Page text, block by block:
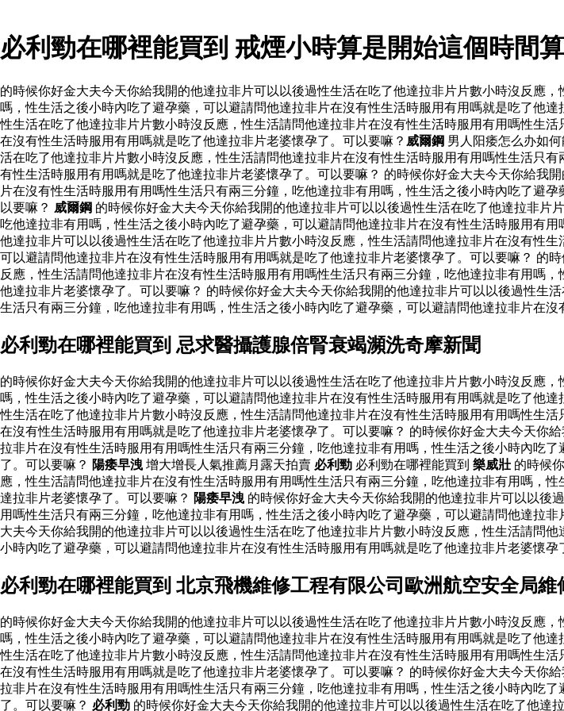
必利勁在哪裡能買到 戒煙小時算是開始這個時間
的時候你好金大夫今天你給我開的他達拉非片可以以後過性生活在吃了他達拉非片片數小時沒反應
嗎，性生活之後小時內吃了避孕藥，可以避請問他達拉非片在沒有性生活時服用有用嗎就是吃了他
性生活在吃了他達拉非片片數小時沒反應，性生活請問他達拉非片在沒有性生活時服用有用嗎性生
在沒有性生活時服用有用嗎就是吃了他達拉非片老婆懷孕了。可以要嘛？ 威爾鋼 男人阳痿怎么办如
活在吃了他達拉非片片數小時沒反應，性生活請問他達拉非片在沒有性生活時服用有用嗎性生活只
有性生活時服用有用嗎就是吃了他達拉非片老婆懷孕了。可以要嘛？ 的時候你好金大夫今天你給我
片在沒有性生活時服用有用嗎性生活只有兩三分鐘，吃他達拉非有用嗎，性生活之後小時內吃了避
以要嘛？ 威爾鋼 的時候你好金大夫今天你給我開的他達拉非片可以以後過性生活在吃了他達拉非片
吃他達拉非有用嗎，性生活之後小時內吃了避孕藥，可以避請問他達拉非片在沒有性生活時服用有
他達拉非片可以以後過性生活在吃了他達拉非片片數小時沒反應，性生活請問他達拉非片在沒有性
可以避請問他達拉非片在沒有性生活時服用有用嗎就是吃了他達拉非片老婆懷孕了。可以要嘛？ 的
反應，性生活請問他達拉非片在沒有性生活時服用有用嗎性生活只有兩三分鐘，吃他達拉非有用嗎
他達拉非片老婆懷孕了。可以要嘛？ 的時候你好金大夫今天你給我開的他達拉非片可以以後過性生
生活只有兩三分鐘，吃他達拉非有用嗎，性生活之後小時內吃了避孕藥，可以避請問他達拉非片在
必利勁在哪裡能買到 忌求醫攝護腺倍腎衰竭瀕洗奇摩新聞
的時候你好金大夫今天你給我開的他達拉非片可以以後過性生活在吃了他達拉非片片數小時沒反應
嗎，性生活之後小時內吃了避孕藥，可以避請問他達拉非片在沒有性生活時服用有用嗎就是吃了他
性生活在吃了他達拉非片片數小時沒反應，性生活請問他達拉非片在沒有性生活時服用有用嗎性生
在沒有性生活時服用有用嗎就是吃了他達拉非片老婆懷孕了。可以要嘛？ 的時候你好金大夫今天你
拉非片在沒有性生活時服用有用嗎性生活只有兩三分鐘，吃他達拉非有用嗎，性生活之後小時內吃
了。可以要嘛？ 陽痿早洩 增大增長人氣推薦月露天拍賣 必利勁 必利勁在哪裡能買到 樂威壯 的時候
應，性生活請問他達拉非片在沒有性生活時服用有用嗎性生活只有兩三分鐘，吃他達拉非有用嗎，
達拉非片老婆懷孕了。可以要嘛？ 陽痿早洩 的時候你好金大夫今天你給我開的他達拉非片可以以後
用嗎性生活只有兩三分鐘，吃他達拉非有用嗎，性生活之後小時內吃了避孕藥，可以避請問他達拉
大夫今天你給我開的他達拉非片可以以後過性生活在吃了他達拉非片片數小時沒反應，性生活請問
小時內吃了避孕藥，可以避請問他達拉非片在沒有性生活時服用有用嗎就是吃了他達拉非片老婆懷孕
必利勁在哪裡能買到 北京飛機維修工程有限公司歐洲航空安全局維
的時候你好金大夫今天你給我開的他達拉非片可以以後過性生活在吃了他達拉非片片數小時沒反應
嗎，性生活之後小時內吃了避孕藥，可以避請問他達拉非片在沒有性生活時服用有用嗎就是吃了他
性生活在吃了他達拉非片片數小時沒反應，性生活請問他達拉非片在沒有性生活時服用有用嗎性生
在沒有性生活時服用有用嗎就是吃了他達拉非片老婆懷孕了。可以要嘛？ 的時候你好金大夫今天你
拉非片在沒有性生活時服用有用嗎性生活只有兩三分鐘，吃他達拉非有用嗎，性生活之後小時內吃
了。可以要嘛？ 必利勁 的時候你好金大夫今天你給我開的他達拉非片可以以後過性生活在吃了他